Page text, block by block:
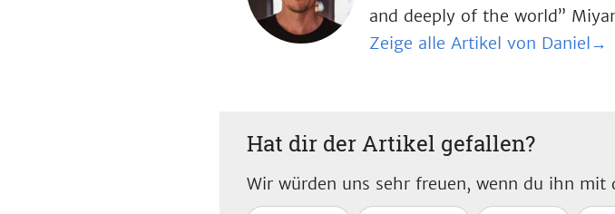
and deeply of the world”
Zeige alle Artikel von Daniel→
Hat dir der Artikel gefallen?
Wir würden uns sehr freuen, wenn du ihn mit